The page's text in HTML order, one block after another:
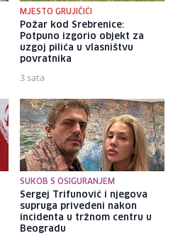
MJESTO GRUJIČIĆI
Požar kod Srebrenice:
Potpuno izgorio objekt za
uzgoj pilića u vlasništvu
povratnika
3 sata
SUKOB S OSIGURANJEM
Sergej Trifunović i njegova
supruga privedeni nakon
incidenta u tržnom centru u
Beogradu